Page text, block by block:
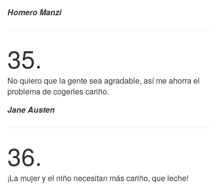
Homero Manzi
35.
No quiero que la gente sea agradable, así me ahorra el
problema de cogerles cariño.
Jane Austen
36.
¡La mujer y el niño necesitan más cariño, que leche!